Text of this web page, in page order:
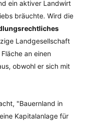
ein aktiver Landwirt
bräuchte. Wird die
Landgesellschaft
an einen
obwohl er sich mit
"Bauernland in
Kapitalanlage für